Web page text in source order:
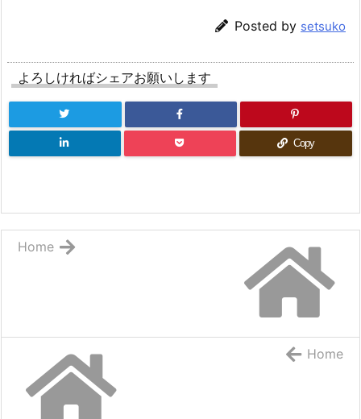
Posted by setsuko
よろしければシェアお願いします
Copy
Home
Home